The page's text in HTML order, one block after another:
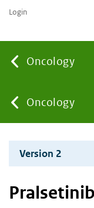
Oncology
You
are
here:
Oncology
Login
Version 2
Pralsetinib